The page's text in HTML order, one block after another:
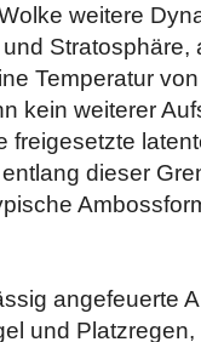
weitere
Stratosphäre,
Temperatur
kein weiterer
freigesetzte
dieser
angefeuerte
und